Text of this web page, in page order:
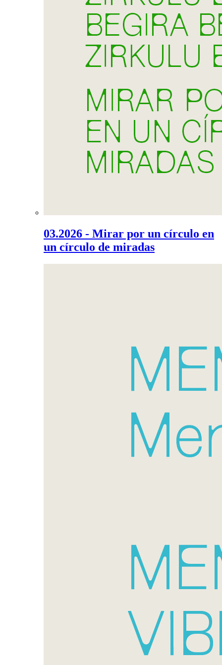
03.2026 - Mirar por un círculo en
un círculo de miradas